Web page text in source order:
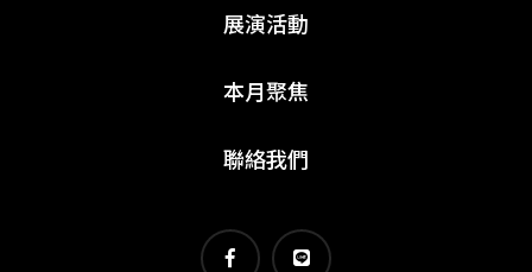
展演活動
本月聚焦
聯絡我們